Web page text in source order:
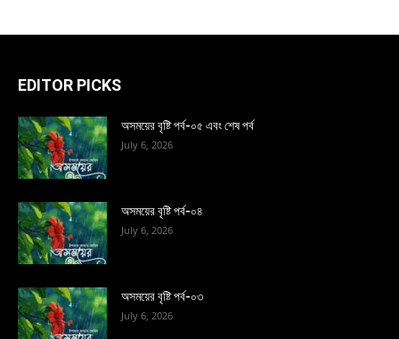
EDITOR PICKS
অসময়ের বৃষ্টি পর্ব-০৫ এবং শেষ পর্ব
July 6, 2026
অসময়ের বৃষ্টি পর্ব-০৪
July 6, 2026
অসময়ের বৃষ্টি পর্ব-০৩
July 6, 2026